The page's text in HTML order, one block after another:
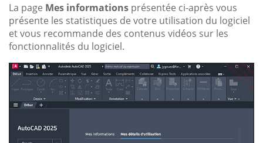
La page Mes informations présentée ci-après vous
présente les statistiques de votre utilisation du logiciel
et vous recommande des contenus vidéos sur les
fonctionnalités du logiciel.